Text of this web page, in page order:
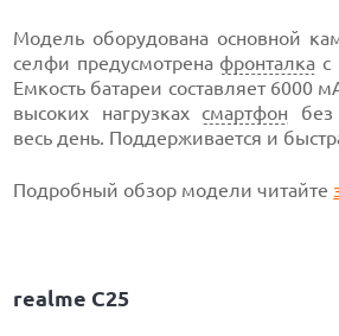
Модель оборудована основной
селфи предусмотренафронталка с
Емкость батареи составляет 6000
высоких нагрузках смартфон без
весь день. Поддерживается и
Подробный обзор модели читайте
realme C25